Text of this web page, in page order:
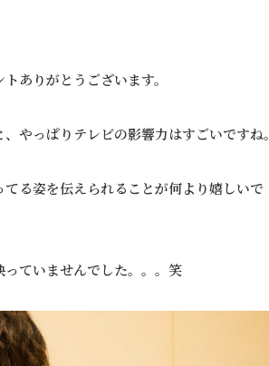
ありがとうございます。
やっぱりテレビの影響力はすごいですね。
る姿を伝えられることが何より嬉しいで
ていませんでした。。。笑